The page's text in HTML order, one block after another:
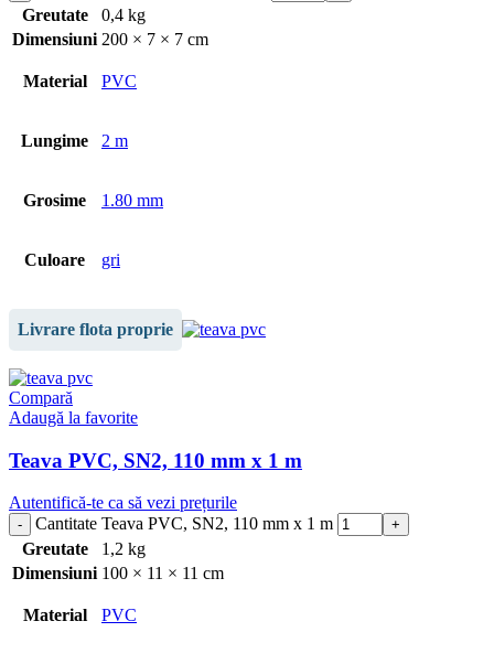
Greutate
0,4 kg
Dimensiuni 200 × 7 × 7 cm
Material PVC
Lungime 2 m
Grosime 1.80 mm
Culoare gri
Livrare flota proprie
Compară
Adaugă la favorite
Teava PVC, SN2, 110 mm x 1 m
Autentifică-te ca să vezi prețurile
Cantitate Teava PVC, SN2, 110 mm x 1 m
Greutate
1,2 kg
Dimensiuni 100 × 11 × 11 cm
Material PVC